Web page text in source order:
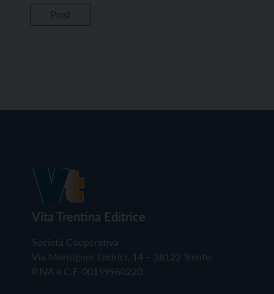
Vita Trentina Editrice
Società Cooperativa
Via Monsignor Endrici, 14 – 38122 Trento
P.IVA e C.F. 00199960220